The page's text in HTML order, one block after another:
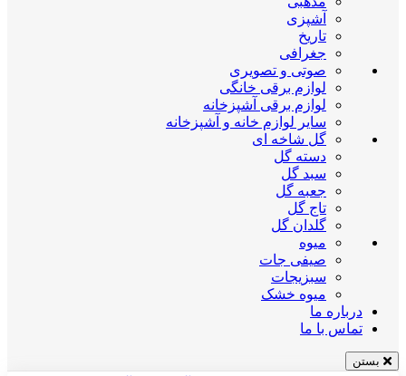
آشپزی
تاریخ
جغرافی
صوتی و تصویری
لوازم برقی خانگی
لوازم برقی آشپزخانه
سایر لوازم خانه و آشپزخانه
گل شاخه ای
دسته گل
سبد گل
جعبه گل
تاج گل
گلدان گل
میوه
صیفی جات
سبزیجات
میوه خشک
درباره ما
تماس با ما
بستن